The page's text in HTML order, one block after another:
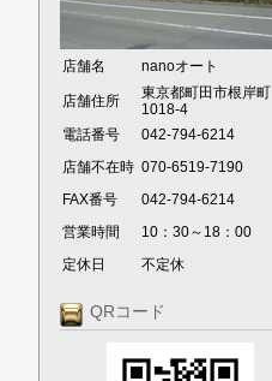
店舗名 nanoオート
店舗住所
東京都町田市根岸町
1018-4
電話番号
042-794-6214
店舗不在時 070-6519-7190
FAX番号
042-794-6214
営業時間
10：30～18：00
定休日
不定休
QRコード